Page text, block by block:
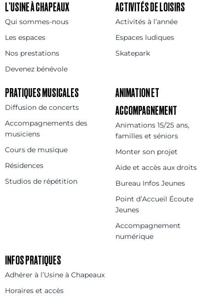
L’USINE À CHAPEAUX
Qui sommes-nous
Les espaces
Nos prestations
Devenez bénévole
ACTIVITÉS DE LOISIRS
Activités à l’année
Espaces ludiques
Skatepark
PRATIQUES MUSICALES
Diffusion de concerts
Accompagnements des
musiciens
Cours de musique
Résidences
Studios de répétition
ANIMATION ET
ACCOMPAGNEMENT
Animations 15/25 ans,
familles et séniors
Monter son projet
Aide et accès aux droits
Bureau Infos Jeunes
Point d’Accueil Écoute
Jeunes
Accompagnement
numérique
INFOS PRATIQUES
Adhérer à l’Usine à Chapeaux
Horaires et accès